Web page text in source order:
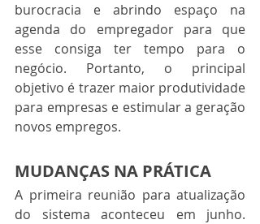
burocracia e abrindo espaço na
agenda do empregador para que
esse consiga ter tempo para o
negócio. Portanto, o principal
objetivo é trazer maior produtividade
para empresas e estimular a geração
novos empregos.
MUDANÇAS NA PRÁTICA
A primeira reunião para atualização
do sistema aconteceu em junho.